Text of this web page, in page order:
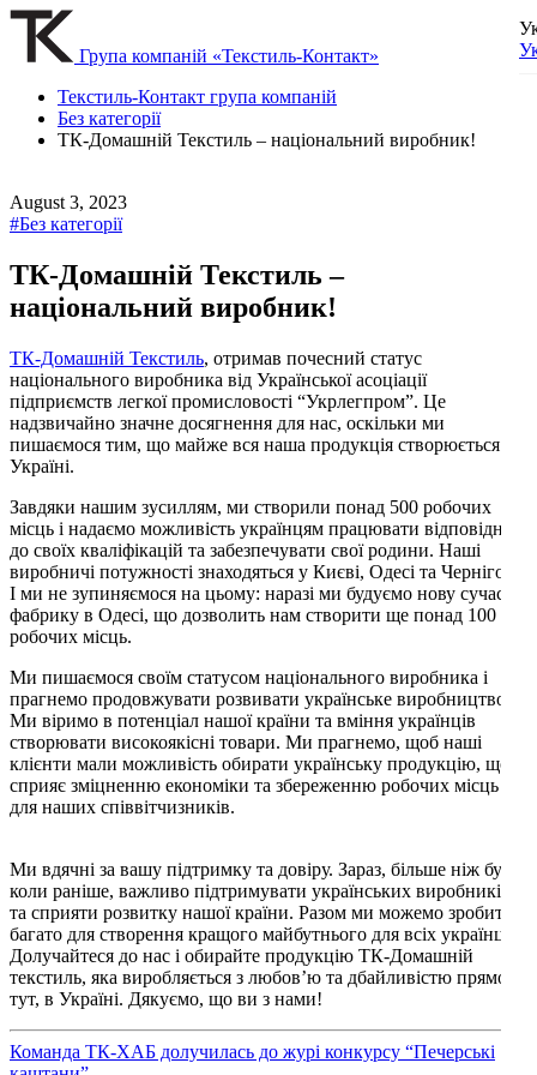
Група компаній «Текстиль-Контакт»
Текстиль-Контакт група компаній
Без категорії
ТК-Домашній Текстиль – національний виробник!
August 3, 2023
#Без категорії
ТК-Домашній Текстиль –
національний виробник!
ТК-Домашній Текстиль, отримав почесний статус
національного виробника від Української асоціації
підприємств легкої промисловості “Укрлегпром”. Це
надзвичайно значне досягнення для нас, оскільки ми
пишаємося тим, що майже вся наша продукція створюється в
Україні.
Завдяки нашим зусиллям, ми створили понад 500 робочих
місць і надаємо можливість українцям працювати відповідно
до своїх кваліфікацій та забезпечувати свої родини. Наші
виробничі потужності знаходяться у Києві, Одесі та Чернігові.
І ми не зупиняємося на цьому: наразі ми будуємо нову сучасну
фабрику в Одесі, що дозволить нам створити ще понад 100
робочих місць.
Ми пишаємося своїм статусом національного виробника і
прагнемо продовжувати розвивати українське виробництво.
Ми віримо в потенціал нашої країни та вміння українців
створювати високоякісні товари. Ми прагнемо, щоб наші
клієнти мали можливість обирати українську продукцію, що
сприяє зміцненню економіки та збереженню робочих місць
для наших співвітчизників.
Ми вдячні за вашу підтримку та довіру. Зараз, більше ніж будь-
коли раніше, важливо підтримувати українських виробників
та сприяти розвитку нашої країни. Разом ми можемо зробити
багато для створення кращого майбутнього для всіх українців.
Долучайтеся до нас і обирайте продукцію ТК-Домашній
текстиль, яка виробляється з любов’ю та дбайливістю прямо
тут, в Україні. Дякуємо, що ви з нами!
Команда ТК-ХАБ долучилась до журі конкурсу “Печерські